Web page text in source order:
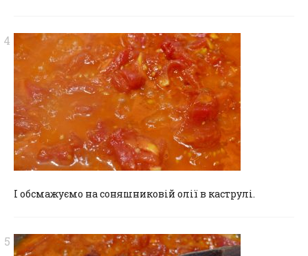
І обсмажуємо на соняшниковій олії в каструлі.